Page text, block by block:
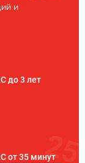
и
до 3 лет
от 35 минут